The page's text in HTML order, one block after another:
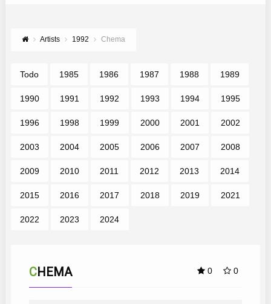
Artists 1992 Chema
Todo 1985 1986 1987 1988 1989
1990 1991 1992 1993 1994 1995
1996 1998 1999 2000 2001 2002
2003 2004 2005 2006 2007 2008
2009 2010 2011 2012 2013 2014
2015 2016 2017 2018 2019 2021
2022 2023 2024
0 0
CHEMA